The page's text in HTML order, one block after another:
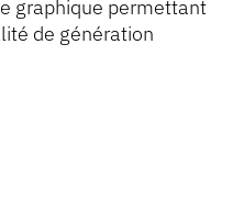
graphique permettant
de génération